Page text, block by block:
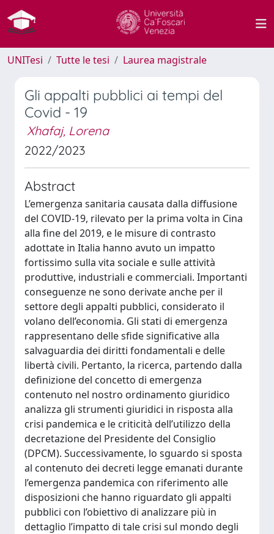
UNITesi Tutte le tesi Laurea magistrale
Gli appalti pubblici ai tempi del
Covid - 19
Xhafaj, Lorena
2022/2023
Abstract
L’emergenza sanitaria causata dalla diffusione
del COVID-19, rilevato per la prima volta in Cina
alla fine del 2019, e le misure di contrasto
adottate in Italia hanno avuto un impatto
fortissimo sulla vita sociale e sulle attività
produttive, industriali e commerciali. Importanti
conseguenze ne sono derivate anche per il
settore degli appalti pubblici, considerato il
volano dell’economia. Gli stati di emergenza
rappresentano delle sfide significative alla
salvaguardia dei diritti fondamentali e delle
libertà civili. Pertanto, la ricerca, partendo dalla
definizione del concetto di emergenza
contenuto nel nostro ordinamento giuridico
analizza gli strumenti giuridici in risposta alla
crisi pandemica e le criticità dell’utilizzo della
decretazione del Presidente del Consiglio
(DPCM). Successivamente, lo sguardo si sposta
al contenuto dei decreti legge emanati durante
l’emergenza pandemica con riferimento alle
disposizioni che hanno riguardato gli appalti
pubblici con l’obiettivo di analizzare più in
dettaglio l’impatto di tale crisi sul mondo degli